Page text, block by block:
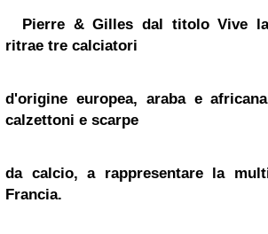
Pierre & Gilles dal titolo Vive la
ritrae tre calciatori
d'origine europea, araba e
calzettoni e scarpe
da calcio, a rappresentare la
Francia.